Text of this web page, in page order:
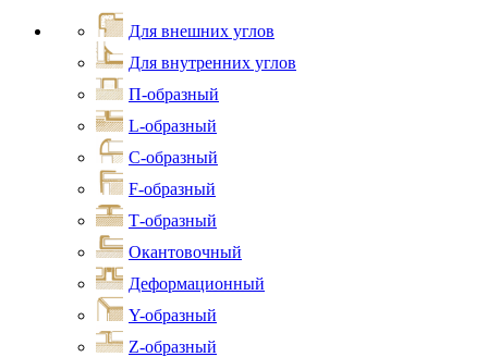
Для внешних углов
Для внутренних углов
П-образный
L-образный
С-образный
F-образный
Т-образный
Окантовочный
Деформационный
Y-образный
Z-образный